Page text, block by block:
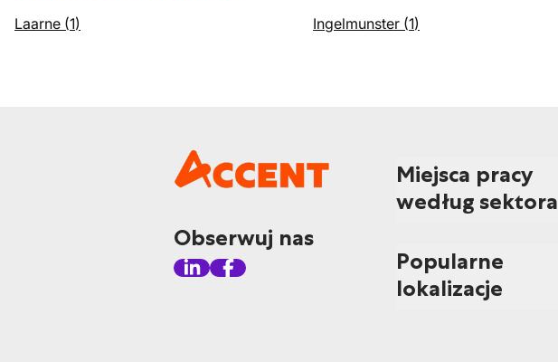
Laarne (1) Ingelmunster (1)
Obserwuj nas
Miejsca pracy
według sektora
Popularne
lokalizacje